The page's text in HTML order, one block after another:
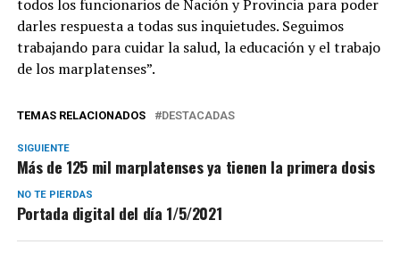
todos los funcionarios de Nación y Provincia para poder
darles respuesta a todas sus inquietudes. Seguimos
trabajando para cuidar la salud, la educación y el trabajo
de los marplatenses”.
TEMAS RELACIONADOS DESTACADAS
SIGUIENTE
Más de 125 mil marplatenses ya tienen la primera dosis
NO TE PIERDAS
Portada digital del día 1/5/2021